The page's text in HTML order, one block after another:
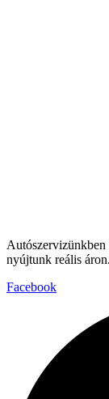
Autószervizünkben
nyújtunk reális
Facebook